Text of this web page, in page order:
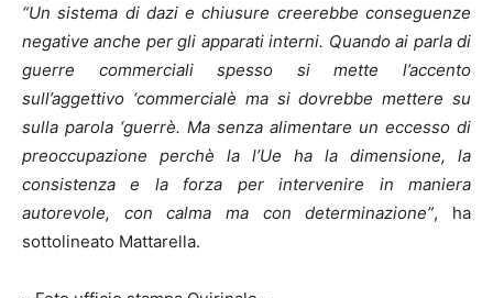
“Un sistema di dazi e chiusure creerebbe conseguenze
negative anche per gli apparati interni. Quando ai parla di
guerre commerciali spesso si mette l’accento
sull’aggettivo ‘commercialè ma si dovrebbe mettere su
sulla parola ‘guerrè. Ma senza alimentare un eccesso di
preoccupazione perchè la l’Ue ha la dimensione, la
consistenza e la forza per intervenire in maniera
autorevole, con calma ma con determinazione”, ha
sottolineato Mattarella.